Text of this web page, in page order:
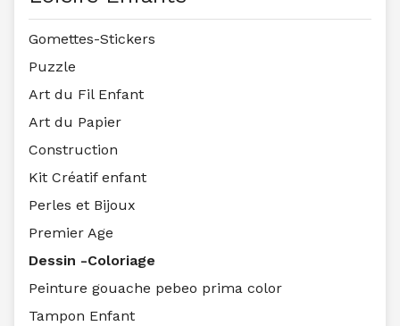
Gomettes-Stickers
Puzzle
Art du Fil Enfant
Art du Papier
Construction
Kit Créatif enfant
Perles et Bijoux
Premier Age
Dessin -Coloriage
Peinture gouache pebeo prima color
Tampon Enfant